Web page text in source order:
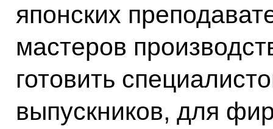
японских
мастеров
готовить
выпускников, для